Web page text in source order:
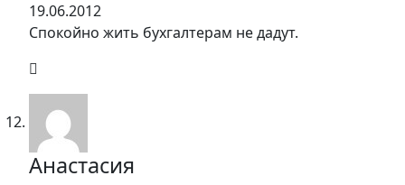
19.06.2012
Спокойно жить бухгалтерам не дадут.
Анастасия